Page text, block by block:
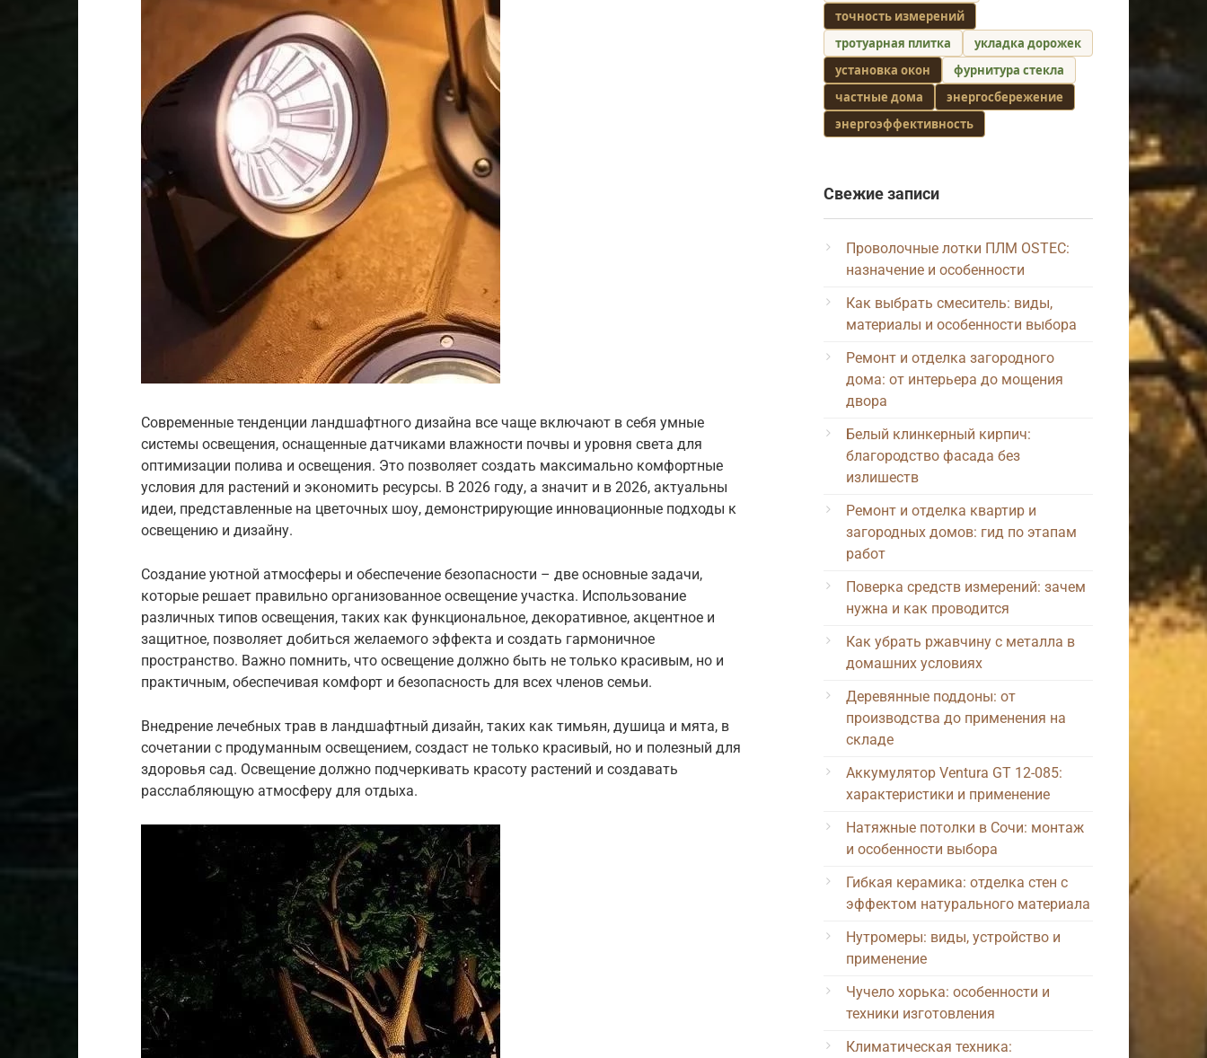
Современные тенденции ландшафтного дизайна все чаще включают в себя умные
системы освещения, оснащенные датчиками влажности почвы и уровня света для
оптимизации полива и освещения. Это позволяет создать максимально комфортные
условия для растений и экономить ресурсы. В 2026 году, а значит и в 2026, актуальны
идеи, представленные на цветочных шоу, демонстрирующие инновационные подходы к
освещению и дизайну.
Создание уютной атмосферы и обеспечение безопасности – две основные задачи,
которые решает правильно организованное освещение участка. Использование
различных типов освещения, таких как функциональное, декоративное, акцентное и
защитное, позволяет добиться желаемого эффекта и создать гармоничное
пространство. Важно помнить, что освещение должно быть не только красивым, но и
практичным, обеспечивая комфорт и безопасность для всех членов семьи.
Внедрение лечебных трав в ландшафтный дизайн, таких как тимьян, душица и мята, в
сочетании с продуманным освещением, создаст не только красивый, но и полезный для
здоровья сад. Освещение должно подчеркивать красоту растений и создавать
расслабляющую атмосферу для отдыха.
точность измерений
тротуарная плитка
укладка дорожек
установка окон
фурнитура стекла
частные дома
энергосбережение
энергоэффективность
Свежие записи
Проволочные лотки ПЛМ OSTEC:
назначение и особенности
Как выбрать смеситель: виды,
материалы и особенности выбора
Ремонт и отделка загородного
дома: от интерьера до мощения
двора
Белый клинкерный кирпич:
благородство фасада без
излишеств
Ремонт и отделка квартир и
загородных домов: гид по этапам
работ
Поверка средств измерений: зачем
нужна и как проводится
Как убрать ржавчину с металла в
домашних условиях
Деревянные поддоны: от
производства до применения на
складе
Аккумулятор Ventura GT 12-085:
характеристики и применение
Натяжные потолки в Сочи: монтаж
и особенности выбора
Гибкая керамика: отделка стен с
эффектом натурального материала
Нутромеры: виды, устройство и
применение
Чучело хорька: особенности и
техники изготовления
Климатическая техника: